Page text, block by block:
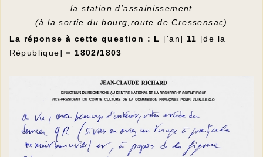
la station d'assainissement
(à la sortie du bourg,route de Cressensac)
La réponse à cette question : L ['an] 11 [de la
République] = 1802/1803